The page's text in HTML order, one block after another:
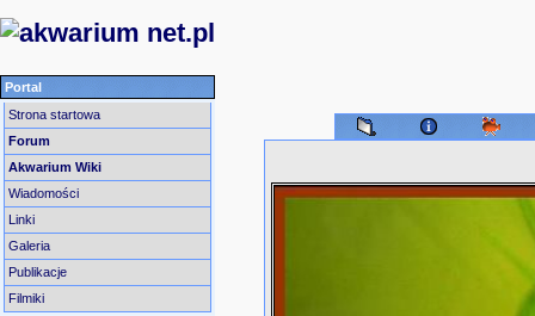
Portal
Strona startowa
Forum
Akwarium Wiki
Wiadomości
Linki
Galeria
Publikacje
Filmiki